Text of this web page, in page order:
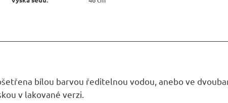
bílou barvou ředitelnou vodou, anebo ve
v lakované verzi.